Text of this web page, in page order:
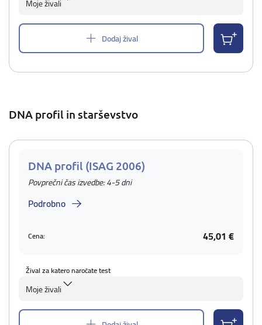
Moje živali
Dodaj žival
DNA profil in starševstvo
DNA profil (ISAG 2006)
Povprečni čas izvedbe: 4-5 dni
Podrobno
Cena: 45,01 €
Žival za katero naročate test
Moje živali